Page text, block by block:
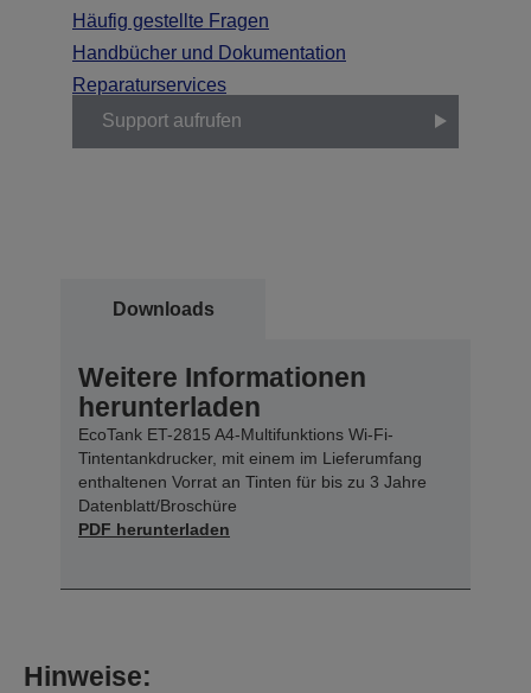
Häufig gestellte Fragen
Handbücher und Dokumentation
Reparaturservices
Support aufrufen
Downloads
Weitere Informationen
herunterladen
EcoTank ET-2815 A4-Multifunktions Wi-Fi-
Tintentankdrucker, mit einem im Lieferumfang
enthaltenen Vorrat an Tinten für bis zu 3 Jahre
Datenblatt/Broschüre
PDF herunterladen
Hinweise: